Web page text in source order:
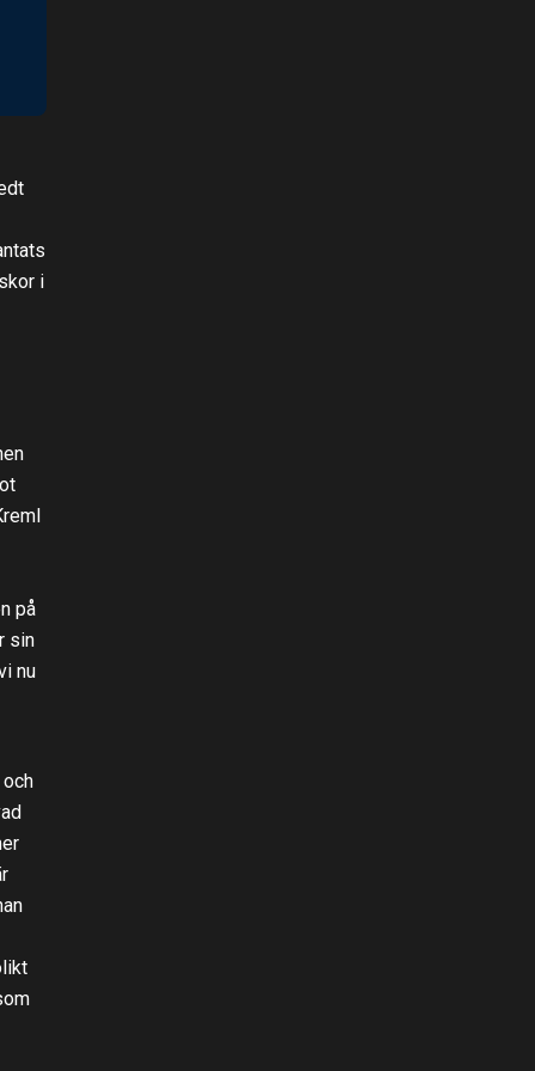
i
på
sin
nu